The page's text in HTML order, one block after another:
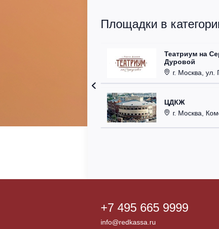
Площадки в
Театриум на
Дуровой
г. Москва, ул.
ЦДКЖ
г. Москва,
+7 495 665 9999
info@redkassa.ru